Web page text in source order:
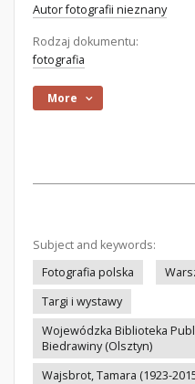
Autor fotografii nieznany
Rodzaj dokumentu:
fotografia
More
Subject and keywords:
Fotografia polska
Targi i wystawy
Wojewódzka Biblioteka
Biedrawiny (Olsztyn)
Wajsbrot, Tamara (1923-